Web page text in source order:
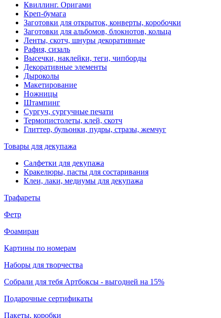
Квиллинг. Оригами
Креп-бумага
Заготовки для открыток, конверты, коробочки
Заготовки для альбомов, блокнотов, кольца
Ленты, скотч, шнуры декоративные
Рафия, сизаль
Высечки, наклейки, теги, чипборды
Декоративные элементы
Дыроколы
Макетирование
Ножницы
Штампинг
Сургуч, сургучные печати
Термопистолеты, клей, скотч
Глиттер, бульонки, пудры, стразы, жемчуг
Товары для декупажа
Салфетки для декупажа
Кракелюры, пасты для состаривания
Клеи, лаки, медиумы для декупажа
Трафареты
Фетр
Фоамиран
Картины по номерам
Наборы для творчества
Собрали для тебя Артбоксы - выгодней на 15%
Подарочные сертификаты
Пакеты, коробки